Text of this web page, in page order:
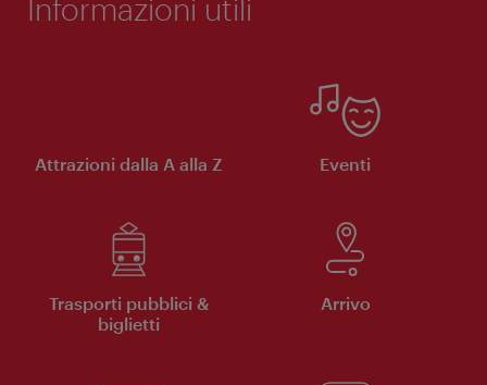
Informazioni utili
Attrazioni dalla A alla Z Eventi
Trasporti pubblici &
biglietti
Arrivo